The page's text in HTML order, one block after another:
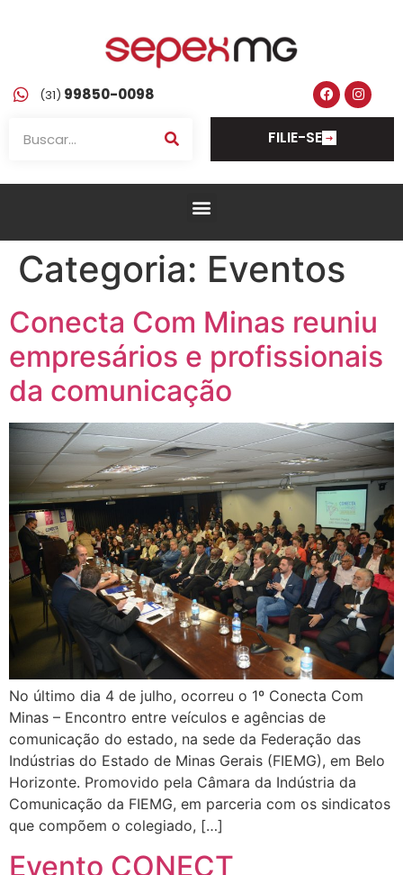
(31) 99850-0098
FILIE-SE
Categoria: Eventos
Conecta Com Minas reuniu
empresários e profissionais
da comunicação
No último dia 4 de julho, ocorreu o 1º Conecta Com
Minas – Encontro entre veículos e agências de
comunicação do estado, na sede da Federação das
Indústrias do Estado de Minas Gerais (FIEMG), em Belo
Horizonte. Promovido pela Câmara da Indústria da
Comunicação da FIEMG, em parceria com os sindicatos
que compõem o colegiado, […]
Evento CONECT